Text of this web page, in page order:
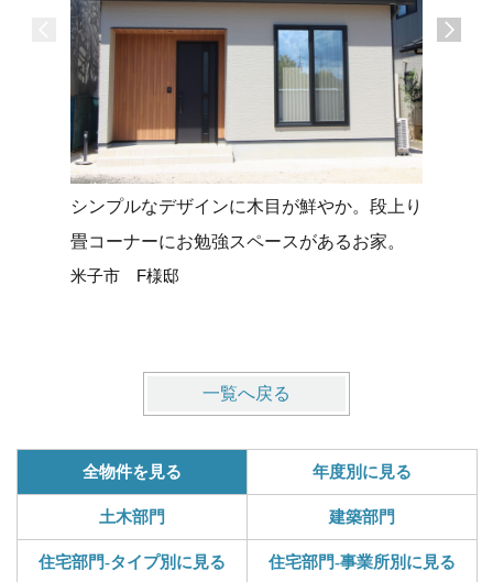
シンプルなデザインに木目が鮮やか。段上り
畳コーナーにお勉強スペースがあるお家。
米子市 F様邸
一覧へ戻る
全物件を見る 年度別に見る
土木部門 建築部門
住宅部門-タイプ別に見る 住宅部門-事業所別に見る